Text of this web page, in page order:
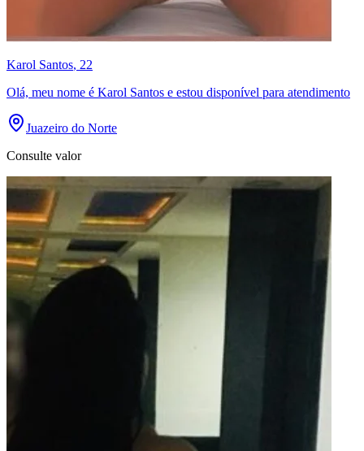
Karol Santos, 22
Olá, meu nome é Karol Santos e estou disponível para atendimento
Juazeiro do Norte
Consulte valor